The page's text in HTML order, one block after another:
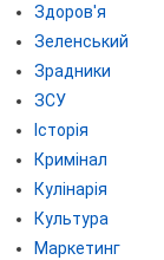
Здоров'я
Зеленський
Зрадники
ЗСУ
Історія
Кримінал
Кулінарія
Культура
Маркетинг